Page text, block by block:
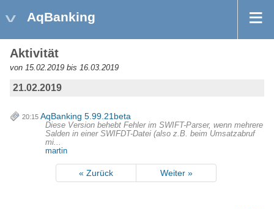
AqBanking
Aktivität
von 15.02.2019 bis 16.03.2019
21.02.2019
20:15 AqBanking 5.99.21beta
Diese Version behebt Fehler im SWIFT-Parser, wenn mehrere
Salden in einer SWIFDT-Datei (also z.B. beim Umsatzabruf
mi...
martin
« Zurück Weiter »